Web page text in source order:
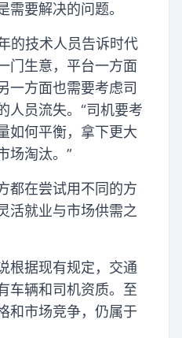
需要解决的问题。
的技术人员告诉时代
门生意，平台一方面
一方面也需要考虑司
人员流失。“司机要考
如何平衡，拿下更大
场淘汰。”
都在尝试用不同的方
活就业与市场供需之
根据现有规定，交通
车辆和司机资质。至
和市场竞争，仍属于